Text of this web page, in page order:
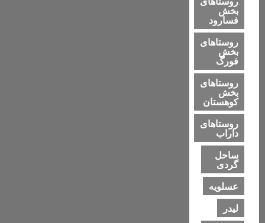
بخش
فسارود
روستاهای
بخش
فورگ
روستاهای
بخش
کوهستان
روستاهای
داراب
ساحل
گردی
عسلویه
لیدر